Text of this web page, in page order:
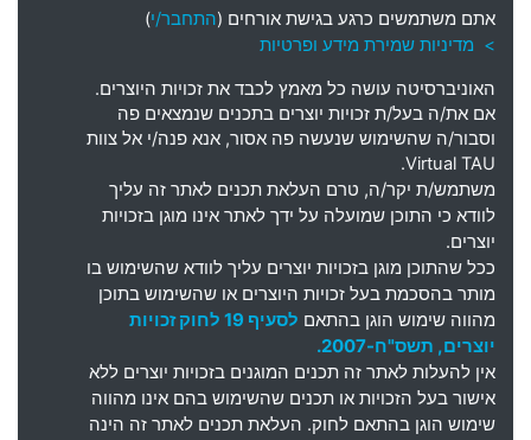
אתם משתמשים כרגע בגישת אורחים (התחבר/י)
> מדיניות שמירת מידע ופרטיות
האוניברסיטה עושה כל מאמץ לכבד את זכויות היוצרים.
אם את/ה בעל/ת זכויות יוצרים בתכנים שנמצאים פה
וסבור/ה שהשימוש שנעשה פה אסור, אנא פנה/י אל צוות
Virtual TAU.
משתמש/ת יקר/ה, טרם העלאת תכנים לאתר זה עליך
לוודא כי התוכן שמועלה על ידך לאתר אינו מוגן בזכויות
יוצרים.
ככל שהתוכן מוגן בזכויות יוצרים עליך לוודא שהשימוש בו
מותר בהסכמת בעל זכויות היוצרים או שהשימוש בתוכן
מהווה שימוש הוגן בהתאם
לסעיף 19 לחוק זכויות
יוצרים, תשס"ח-2007.
אין להעלות לאתר זה תכנים המוגנים בזכויות יוצרים ללא
אישור בעל הזכויות או תכנים שהשימוש בהם אינו מהווה
שימוש הוגן בהתאם לחוק. העלאת תכנים לאתר זה הינה